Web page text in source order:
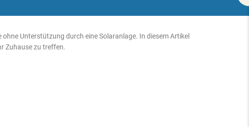
Unterstützung durch eine Solaranlage. In diesem Artikel
Zuhause zu treffen.